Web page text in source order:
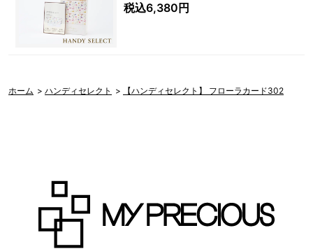
税込6,380円
ホーム > ハンディセレクト > 【ハンディセレクト】 フローラカード302